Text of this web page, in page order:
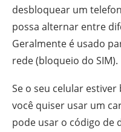
desbloquear um
possa alternar entre
Geralmente é usado
rede (bloqueio do SIM).
Se o seu celular
você quiser usar um
pode usar o código de